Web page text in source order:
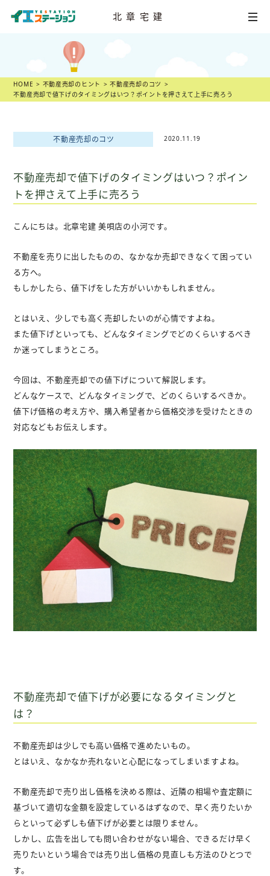
北章宅建
不動産売却相談
スタッフ紹介
不動産 売却物語
不動産市況
不動産売却のヒント
スタッフブログ
不動産購入
不動産管理相談
会社案内
HOME 不動産売却のヒント
不動産売却のコツ
不動産売却で値下げのタイミングはいつ？ポイントを押さえて上手に売ろう
不動産売却のコツ 2020.11.19
不動産売却で値下げのタイミングはいつ？ポイン
トを押さえて上手に売ろう
こんにちは。北章宅建 美唄店の小河です。
不動産を売りに出したものの、なかなか売却できなくて困ってい
る方へ。
もしかしたら、値下げをした方がいいかもしれません。
とはいえ、少しでも高く売却したいのが心情ですよね。
また値下げといっても、どんなタイミングでどのくらいするべき
か迷ってしまうところ。
今回は、不動産売却での値下げについて解説します。
どんなケースで、どんなタイミングで、どのくらいするべきか。
値下げ価格の考え方や、購入希望者から価格交渉を受けたときの
対応などもお伝えします。
不動産売却で値下げが必要になるタイミングと
は？
不動産売却は少しでも高い価格で進めたいもの。
とはいえ、なかなか売れないと心配になってしまいますよね。
不動産売却で売り出し価格を決める際は、近隣の相場や査定額に
基づいて適切な金額を設定しているはずなので、早く売りたいか
らといって必ずしも値下げが必要とは限りません。
しかし、広告を出しても問い合わせがない場合、できるだけ早く
売りたいという場合では売り出し価格の見直しも方法のひとつで
す。